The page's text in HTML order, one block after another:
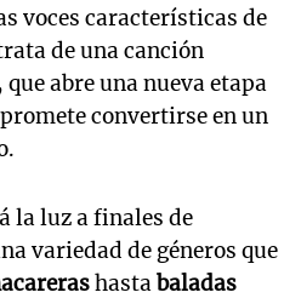
voces características de
de una canción
abre una nueva etapa
convertirse en un
la luz a finales de
variedad de géneros que
hastabaladas